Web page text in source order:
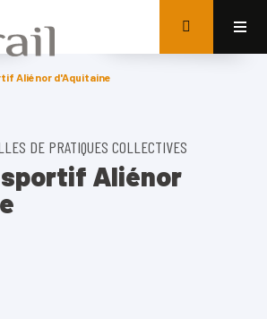
Aliénor d'Aquitaine
DE PRATIQUES COLLECTIVES
sportif Aliénor